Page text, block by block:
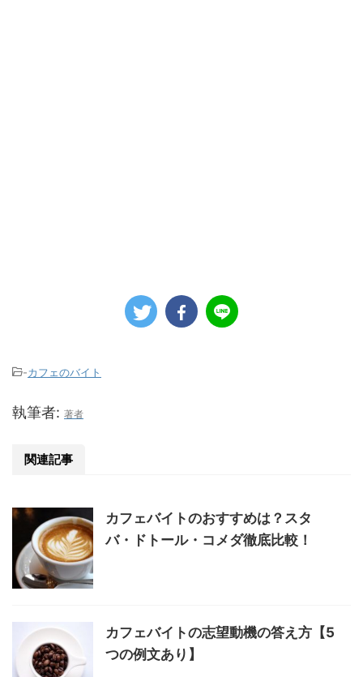
-カフェのバイト
執筆者: 著者
関連記事
カフェバイトのおすすめは？スタ
バ・ドトール・コメダ徹底比較！
カフェバイトの志望動機の答え方【5
つの例文あり】